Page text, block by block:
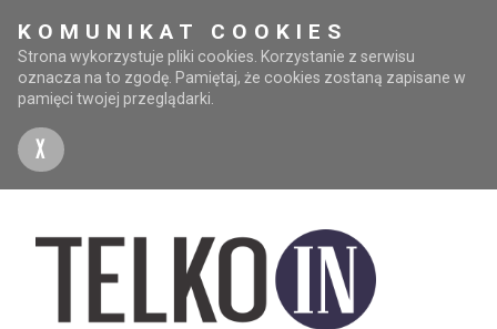
KOMUNIKAT COOKIES
Strona wykorzystuje pliki cookies. Korzystanie z serwisu
oznacza na to zgodę. Pamiętaj, że cookies zostaną zapisane w
pamięci twojej przeglądarki.
X